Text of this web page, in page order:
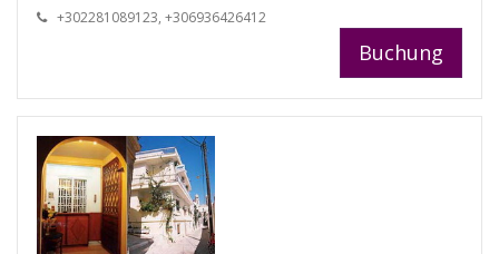
+302281089123, +306936426412
Buchung